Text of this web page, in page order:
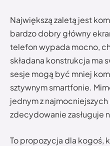
Największą zaletą jest
bardzo dobry główny
telefon wypada mocno,
składana konstrukcja ma
sesje mogą być mniej
sztywnym smartfonie.
jednym z
zdecydowanie zasługuje
To propozycja dla kogoś,